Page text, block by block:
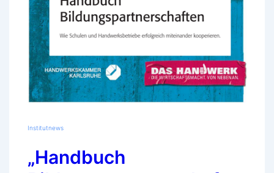
Institutnews
„Handbuch